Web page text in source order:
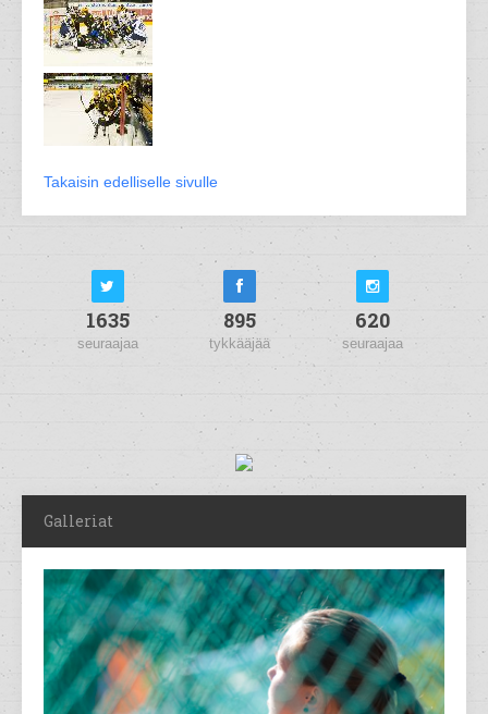
Takaisin edelliselle sivulle
1635
seuraajaa
895
tykkääjää
620
seuraajaa
Galleriat